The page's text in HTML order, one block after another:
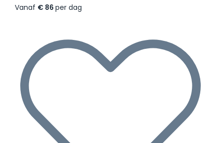
Vanaf € 86 per dag